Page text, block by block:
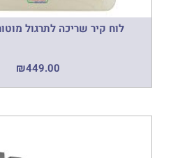
לוח קיר שריכה לתרגול
₪449.00